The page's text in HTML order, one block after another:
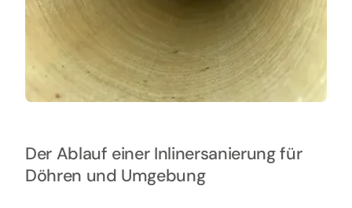
Der Ablauf einer Inlinersanierung für
Döhren und Umgebung